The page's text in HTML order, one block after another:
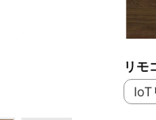
リモ